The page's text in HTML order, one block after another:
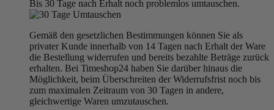
Bis 30 Tage nach Erhalt noch problemlos umtauschen.
Gemäß den gesetzlichen Bestimmungen können Sie als
privater Kunde innerhalb von 14 Tagen nach Erhalt der Ware
die Bestellung widerrufen und bereits bezahlte Beträge zurück
erhalten. Bei Timeshop24 haben Sie darüber hinaus die
Möglichkeit, beim Überschreiten der Widerrufsfrist noch bis
zum maximalen Zeitraum von 30 Tagen in andere,
gleichwertige Waren umzutauschen.